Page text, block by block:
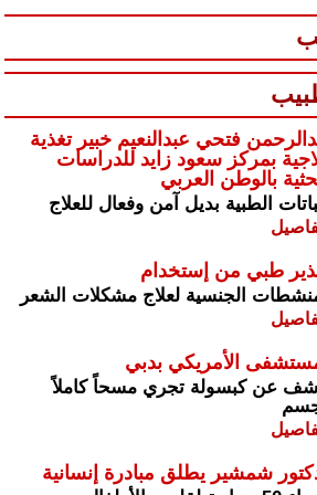
فتحي عبدالنعيم خبير تغذية
بمركز سعود زايد للدراسات
بالوطن العربي
الطبية بديل آمن وفعال للعلاج
طبي من إستخدام
الجنسية لعلاج مشكلات الشعر
الأمريكي بدبي
عن كبسولة تجري مسحاً كاملاً
شمشير يطلق مبادرة إنسانية